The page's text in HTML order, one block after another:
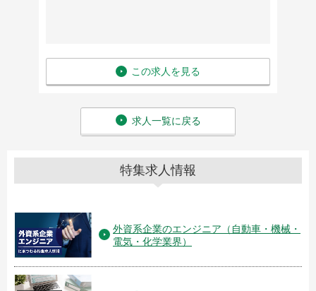
この求人を見る
求人一覧に戻る
特集求人情報
外資系企業のエンジニア（自動車・機械・
電気・化学業界）